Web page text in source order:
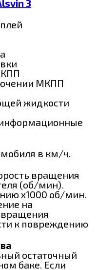
МКПП
жидкости
в км/ч.
вращения
(об/мин).
х1000 об/мин.
на
к повреждению
остаточный
баке. Если